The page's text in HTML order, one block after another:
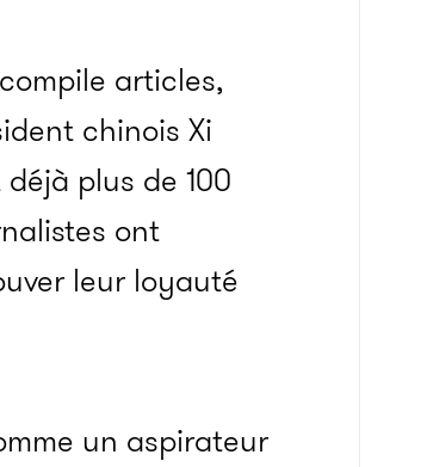
articles,
chinois Xi
plus de 100
ont
leur loyauté
un aspirateur